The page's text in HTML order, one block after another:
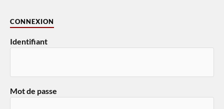
CONNEXION
Identifiant
Mot de passe